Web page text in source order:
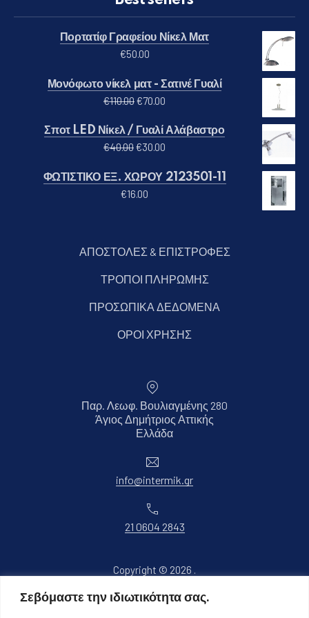
Σεβόμαστε την ιδιωτικότητα σας.
Πορτατίφ Γραφείου Νίκελ Ματ
€50.00
Μονόφωτο νίκελ ματ - Σατινέ Γυαλί
€110.00Original price was: €110.00.
€70.00 Η τρέχουσα τιμή είναι: €70.00.
Σποτ LED Νίκελ / Γυαλί Αλάβαστρο
€40.00Original price was: €40.00.
€30.00 Η τρέχουσα τιμή είναι: €30.00.
ΦΩΤΙΣΤΙΚΟ ΕΞ. ΧΩΡΟΥ 2123501-11
€16.00
ΑΠΟΣΤΟΛΕΣ & ΕΠΙΣΤΡΟΦΕΣ
ΤΡΟΠΟΙ ΠΛΗΡΩΜΗΣ
ΠΡΟΣΩΠΙΚΑ ΔΕΔΟΜΕΝΑ
ΟΡΟΙ ΧΡΗΣΗΣ
Παρ. Λεωφ. Βουλιαγμένης 280
Άγιος Δημήτριος Αττικής
ΕλλάδαΝέο παράθυρο
info@intermik.gr
21 0604 2843
Copyright © 2026 .
Θέμα WordPress απόFORQYΝέο παράθυρο